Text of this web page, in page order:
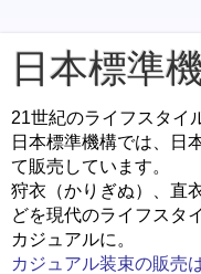
日本標準
21世紀のライフスタ
日本標準機構では、日
て販売しています。
狩衣（かりぎぬ）、直
どを現代のライフスタ
カジュアルに。
カジュアル装束の販売